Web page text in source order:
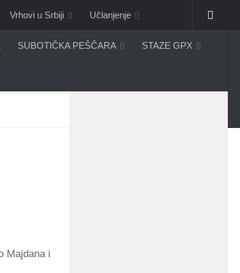
Vrhovi u Srbiji Učlanjenje
SUBOTIČKA PEŠČARA STAZE GPX
Majdana i